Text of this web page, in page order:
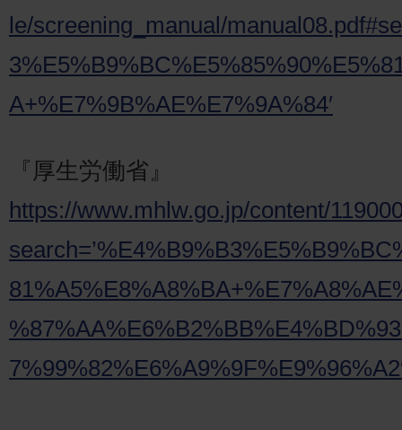
le/screening_manual/
A+%E7%9B%AE%E7%9A%84′
『厚生労働省』
https://www.mhlw.go.jp/content/